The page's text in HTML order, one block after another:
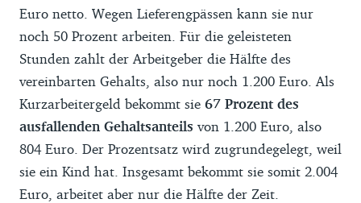
Euro netto. Wegen Lieferengpässen kann sie nur
noch 50 Prozent arbeiten. Für die geleisteten
Stunden zahlt der Arbeitgeber die Hälfte des
vereinbarten Gehalts, also nur noch 1.200 Euro. Als
Kurzarbeitergeld bekommt sie 67 Prozent des
ausfallenden Gehaltsanteils von 1.200 Euro, also
804 Euro. Der Prozentsatz wird zugrundegelegt, weil
sie ein Kind hat. Insgesamt bekommt sie somit 2.004
Euro, arbeitet aber nur die Hälfte der Zeit.